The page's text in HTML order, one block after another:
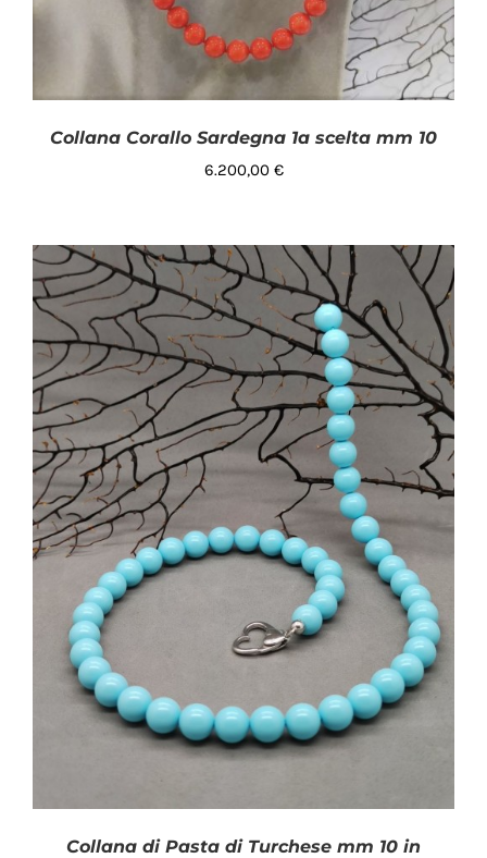
AGGIUNGI AL CARRELLO DETTAGLI
Collana Corallo Sardegna 1a scelta mm 10
6.200,00 €
Collana di Pasta di Turchese mm 10 in